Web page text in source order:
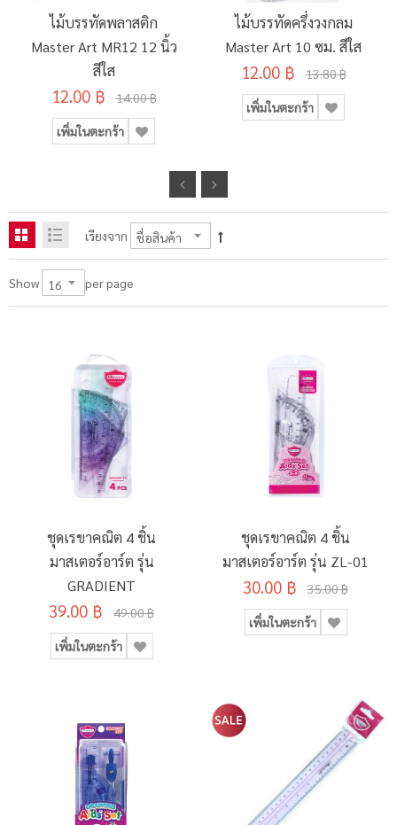
ไม้บรรทัดพลาสติก
Master Art MR12 12 นิ้ว
สีใส
12.00 ฿ 14.00 ฿
เพิ่มในตะกร้า
ไม้บรรทัดครึ่งวงกลม
Master Art 10 ซม. สีใส
12.00 ฿ 13.80 ฿
เพิ่มในตะกร้า
เรียงจาก
Show per page
ชุดเรขาคณิต 4 ชิ้น
มาสเตอร์อาร์ต รุ่น
GRADIENT
39.00 ฿ 49.00 ฿
เพิ่มในตะกร้า
ชุดเรขาคณิต 4 ชิ้น
มาสเตอร์อาร์ต รุ่น ZL-01
30.00 ฿ 35.00 ฿
เพิ่มในตะกร้า